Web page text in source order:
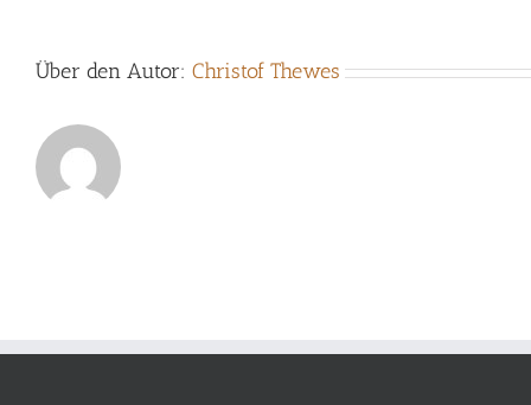
Über den Autor: Christof Thewes